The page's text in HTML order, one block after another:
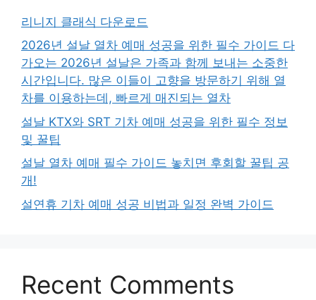
리니지 클래식 다운로드
2026년 설날 열차 예매 성공을 위한 필수 가이드 다
가오는 2026년 설날은 가족과 함께 보내는 소중한
시간입니다. 많은 이들이 고향을 방문하기 위해 열
차를 이용하는데, 빠르게 매진되는 열차
설날 KTX와 SRT 기차 예매 성공을 위한 필수 정보
및 꿀팁
설날 열차 예매 필수 가이드 놓치면 후회할 꿀팁 공
개!
설연휴 기차 예매 성공 비법과 일정 완벽 가이드
Recent Comments